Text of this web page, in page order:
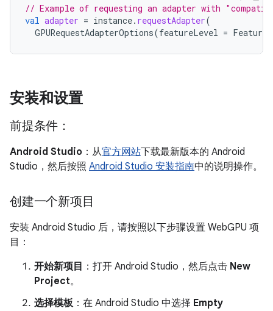
// Example of requesting an adapter with
val adapter = instance. requestAdapter(
GPURequestAdapterOptions(featureLevel =
安装和设置
前提条件：
Android Studio ：从官方网站下载最新版本的 Android
Studio，然后按照 Android Studio 安装指南中的说明操作。
创建一个新项目
安装 Android Studio 后，请按照以下步骤设置 WebGPU 项
目：
开始新项目 ：打开 Android Studio，然后点击 New
Project。
选择模板：在 Android Studio 中选择 Empty